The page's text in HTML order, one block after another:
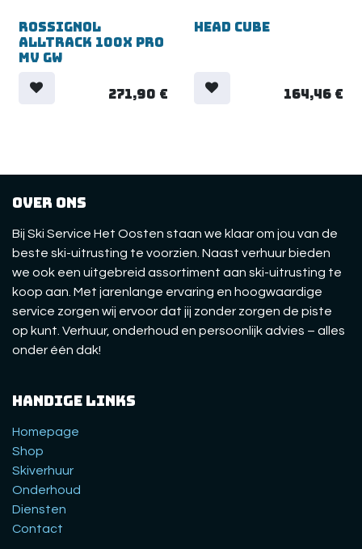
Rossignol
Alltrack 100x Pro
MV GW
271,90 €
10% KORTING
Head Cube
164,46€
Over ons
Bij Ski Service Het Oosten staan we klaar om jou van de
beste ski-uitrusting te voorzien. Naast verhuur bieden
we ook een uitgebreid assortiment aan ski-uitrusting te
koop aan. Met jarenlange ervaring en hoogwaardige
service zorgen wij ervoor dat jij zonder zorgen de piste
op kunt. Verhuur, onderhoud en persoonlijk advies – alles
onder één dak!
Handige links
Homepage
Shop
Skiverhuur
Onderhoud
Diensten
Contact